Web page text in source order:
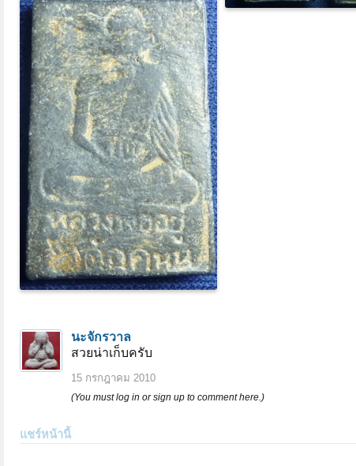
นะจักรวาล
สวยน่าเก็บครับ
15 กรกฎาคม 2010
(You must log in or sign up to comment here.)
แชร์หน้านี้